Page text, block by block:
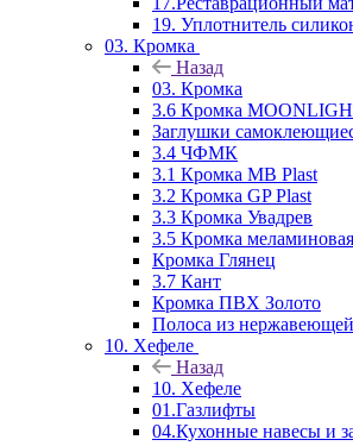
19. Уплотнитель
03. Кромка
Назад
03. Кромка
3.6 Кромка
Заглушки
3.4 ЧФМК
3.1 Кромка MB Plast
3.2 Кромка GP Plast
3.3 Кромка Увадрев
3.5 Кромка меламиновая
Кромка Глянец
3.7 Кант
Кромка ПВХ Золото
Полоса из
10. Хефеле
Назад
10. Хефеле
01.Газлифты
04.Кухонные навесы и